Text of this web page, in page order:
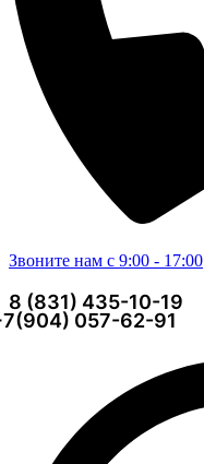
Звоните нам с 9:00 - 17:00
8 (831) 435-10-19
057-62-91